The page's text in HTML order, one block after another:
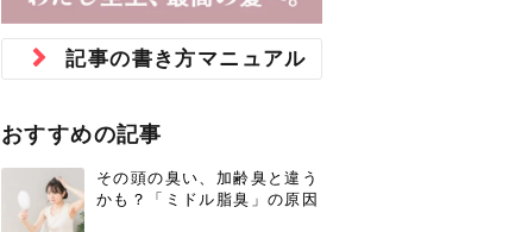
広がる、手触りが悪いと感じた経験は
らったのに、家に帰って鏡を見たら、
ールがダレてしまったと感じている方
だと思っている人は、前髪を早く変え
アもせずに放っておくとダメージが蓄
や、抜け毛が増えたと悩んでいる方
は、スト...
思っていないでしょうか？ダリーフの
識するのが「身だしなみ」です。特に
験エステに行ってみたいけど、『押し
とが気になり始めたけど、「今から脱
を見て、気分が上がるという心ときめ
変化...
ニキビ跡の凸凹をどうにかしたいと、
ゆい
「イン...
自己流のダイエットではなかなか落ち
さな
記事の書き方マニュアル
おすすめの記事
その頭の臭い、加齢臭と違う
かも？「ミドル脂臭」の原因